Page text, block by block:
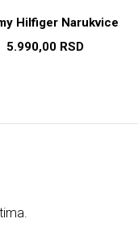
Hilfiger Narukvice
5.990,00 RSD